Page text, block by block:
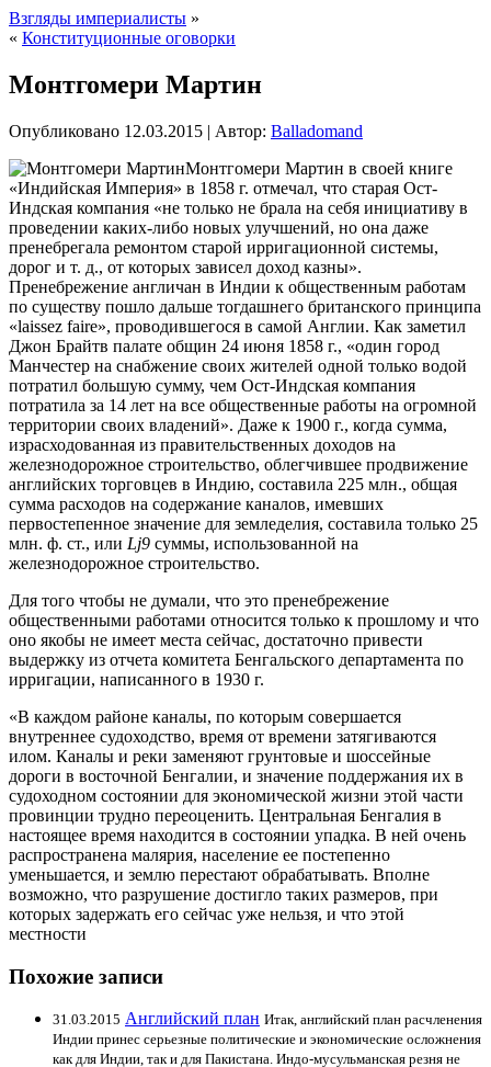
Взгляды империалисты »
« Конституционные оговорки
Монтгомери Мартин
Опубликовано 12.03.2015 | Автор: Balladomand
Монтгомери Мартин в своей книге
«Индийская Империя» в 1858 г. отмечал, что старая Ост-
Индская компания «не только не брала на себя инициативу в
проведении каких-либо новых улучшений, но она даже
пренебрегала ремонтом старой ирригационной системы,
дорог и т. д., от которых зависел доход казны».
Пренебрежение англичан в Индии к общественным работам
по существу пошло дальше тогдашнего британского принципа
«laissez faire», проводившегося в самой Англии. Как заметил
Джон Брайтв палате общин 24 июня 1858 г., «один город
Манчестер на снабжение своих жителей одной только водой
потратил большую сумму, чем Ост-Индская компания
потратила за 14 лет на все общественные работы на огромной
территории своих владений». Даже к 1900 г., когда сумма,
израсходованная из правительственных доходов на
железнодорожное строительство, облегчившее продвижение
английских торговцев в Индию, составила 225 млн., общая
сумма расходов на содержание каналов, имевших
первостепенное значение для земледелия, составила только 25
млн. ф. ст., или Lj9 суммы, использованной на
железнодорожное строительство.
Для того чтобы не думали, что это пренебрежение
общественными работами относится только к прошлому и что
оно якобы не имеет места сейчас, достаточно привести
выдержку из отчета комитета Бенгальского департамента по
ирригации, написанного в 1930 г.
«В каждом районе каналы, по которым совершается
внутреннее судоходство, время от времени затягиваются
илом. Каналы и реки заменяют грунтовые и шоссейные
дороги в восточной Бенгалии, и значение поддержания их в
судоходном состоянии для экономической жизни этой части
провинции трудно переоценить. Центральная Бенгалия в
настоящее время находится в состоянии упадка. В ней очень
распространена малярия, население ее постепенно
уменьшается, и землю перестают обрабатывать. Вполне
возможно, что разрушение достигло таких размеров, при
которых задержать его сейчас уже нельзя, и что этой
местности
Похожие записи
31.03.2015 Английский план Итак, английский план расчленения
Индии принес серьезные политические и экономические осложнения
как для Индии, так и для Пакистана. Индо-мусульманская резня не